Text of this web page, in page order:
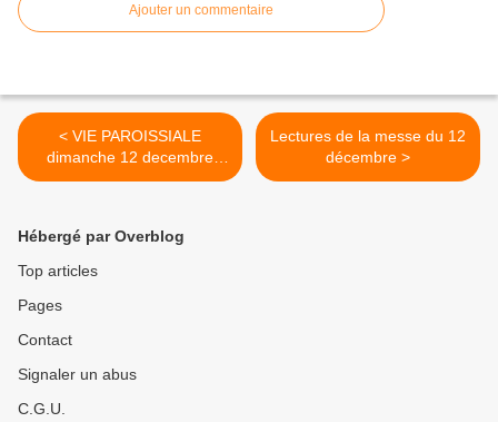
Ajouter un commentaire
< VIE PAROISSIALE
dimanche 12 decembre
2021
Lectures de la messe du 12
décembre >
Hébergé par Overblog
Top articles
Pages
Contact
Signaler un abus
C.G.U.